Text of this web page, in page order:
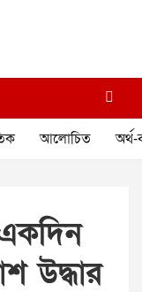
আলোচিত অর্থ-
উদ্ধার